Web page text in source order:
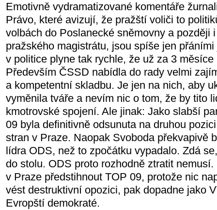
Emotivně vydramatizované komentáře
Právo, které avizují, že pražští voliči to
volbách do Poslanecké sněmovny a později
pražského magistrátu, jsou spíše jen
v politice plyne tak rychle, že už za 3
Především ČSSD nabídla do rady velmi
a kompetentní skladbu. Je jen na nich, aby
vyměnila tváře a nevím nic o tom, že by tito
kmotrovské spojení. Ale jinak: Jako slabší
09 byla definitivně odsunuta na druhou
stran v Praze. Naopak Svoboda překvapivě
lídra ODS, než to zpočátku vypadalo. Zdá
do stolu. ODS proto rozhodně ztratit
v Praze předstihnout TOP 09, protože nic
vést destruktivní opozici, pak dopadne jako
Evropští demokraté.